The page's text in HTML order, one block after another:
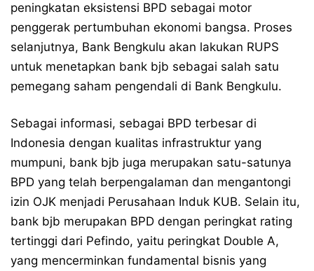
peningkatan eksistensi BPD sebagai motor
penggerak pertumbuhan ekonomi bangsa. Proses
selanjutnya, Bank Bengkulu akan lakukan RUPS
untuk menetapkan bank bjb sebagai salah satu
pemegang saham pengendali di Bank Bengkulu.
Sebagai informasi, sebagai BPD terbesar di
Indonesia dengan kualitas infrastruktur yang
mumpuni, bank bjb juga merupakan satu-satunya
BPD yang telah berpengalaman dan mengantongi
izin OJK menjadi Perusahaan Induk KUB. Selain itu,
bank bjb merupakan BPD dengan peringkat rating
tertinggi dari Pefindo, yaitu peringkat Double A,
yang mencerminkan fundamental bisnis yang